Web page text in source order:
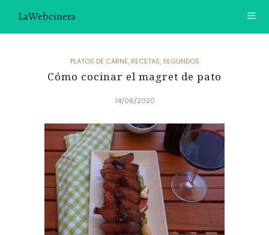
LaWebcinera
VIDEORECETAS
¿TE GUSTARÍA UNIRTE A NUESTRA AVENTURA GASTRON
ÓMICA?
ÚNETE A LA NEWSLETTER
RECOMENDACIONES
PLATOS DE CARNE, RECETAS, SEGUNDOS
Cómo cocinar el magret de pato
14/06/2020